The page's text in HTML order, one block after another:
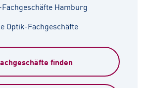
Hamburg
Optik-Fachgeschäfte
finden